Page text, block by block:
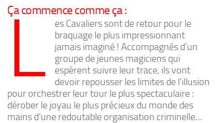
Ça commence comme ça :
L
es Cavaliers sont de retour pour le
braquage le plus impressionnant
jamais imaginé ! Accompagnés d’un
groupe de jeunes magiciens qui
espèrent suivre leur trace, ils vont
devoir repousser les limites de l’illusion
pour orchestrer leur tour le plus spectaculaire :
dérober le joyau le plus précieux du monde des
mains d’une redoutable organisation criminelle…